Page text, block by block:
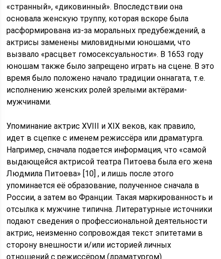
«странный», «диковинный». Впоследствии она
основала женскую труппу, которая вскоре была
расформирована из-за моральных предубеждений, а
актрисы заменены миловидными юношами, что
вызвало «расцвет гомосексуальности». В 1653 году
юношам также было запрещено играть на сцене. В это
время было положено начало традиции оннагата, т.е.
исполнению женских ролей зрелыми актёрами-
мужчинами.
Упоминание актрис XVIII и XIX веков, как правило,
идет в сцепке с именем режиссёра или драматурга.
Например, сначала подается информация, что «самой
выдающейся актрисой театра Питоева была его жена
Людмила Питоева» [10] , и лишь после этого
упоминается её образование, полученное сначала в
России, а затем во Франции. Такая маркированность и
отсылка к мужчине типична. Литературные источники
подают сведения о профессиональной деятельности
актрис, неизменно сопровождая текст эпитетами в
сторону внешности и/или историей личных
отношений с режиссёром (драматургом).